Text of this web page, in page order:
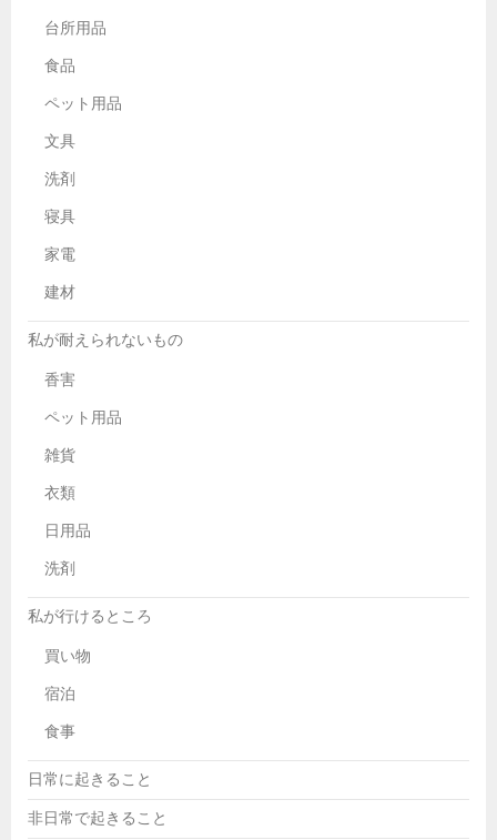
台所用品
食品
ペット用品
文具
洗剤
寝具
家電
建材
私が耐えられないもの
香害
ペット用品
雑貨
衣類
日用品
洗剤
私が行けるところ
買い物
宿泊
食事
日常に起きること
非日常で起きること